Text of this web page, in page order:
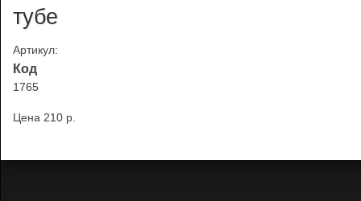
тубе
Артикул:
Код
1765
Цена 210 p.